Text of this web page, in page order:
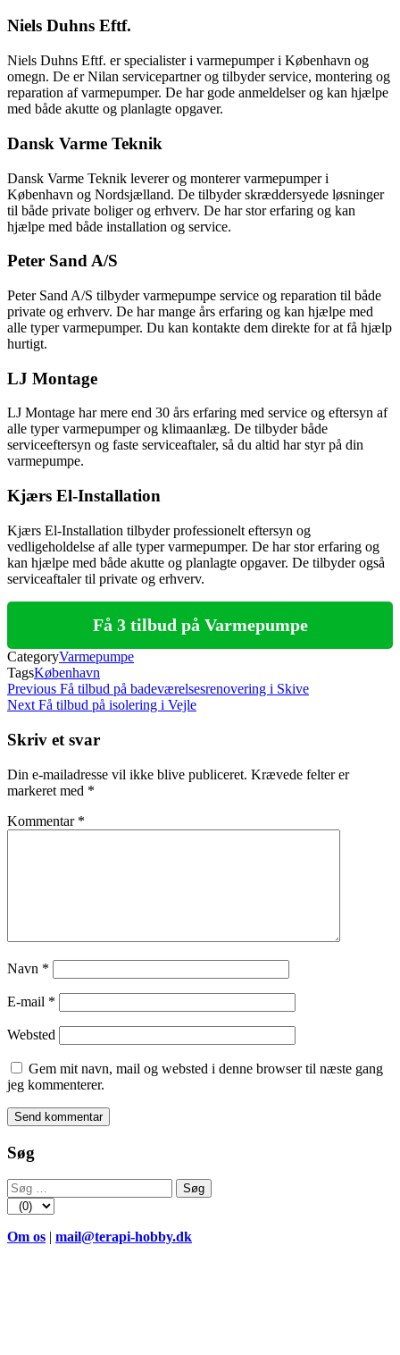
Niels Duhns Eftf.
Niels Duhns Eftf. er specialister i varmepumper i København og
omegn. De er Nilan servicepartner og tilbyder service, montering og
reparation af varmepumper. De har gode anmeldelser og kan hjælpe
med både akutte og planlagte opgaver.
Dansk Varme Teknik
Dansk Varme Teknik leverer og monterer varmepumper i
København og Nordsjælland. De tilbyder skræddersyede løsninger
til både private boliger og erhverv. De har stor erfaring og kan
hjælpe med både installation og service.
Peter Sand A/S
Peter Sand A/S tilbyder varmepumpe service og reparation til både
private og erhverv. De har mange års erfaring og kan hjælpe med
alle typer varmepumper. Du kan kontakte dem direkte for at få hjælp
hurtigt.
LJ Montage
LJ Montage har mere end 30 års erfaring med service og eftersyn af
alle typer varmepumper og klimaanlæg. De tilbyder både
serviceeftersyn og faste serviceaftaler, så du altid har styr på din
varmepumpe.
Kjærs El-Installation
Kjærs El-Installation tilbyder professionelt eftersyn og
vedligeholdelse af alle typer varmepumper. De har stor erfaring og
kan hjælpe med både akutte og planlagte opgaver. De tilbyder også
serviceaftaler til private og erhverv.
Få 3 tilbud på Varmepumpe
CategoryVarmepumpe
TagsKøbenhavn
Indlægsnavigation
Previous
Post
Previous Få tilbud på badeværelsesrenovering i Skive
Next
Next Få tilbud på isolering i Vejle
Skriv et svar
Din e-mailadresse vil ikke blive publiceret. Krævede felter er
markeret med *
Kommentar *
Navn *
E-mail *
Websted
Gem mit navn, mail og websted i denne browser til næste gang
jeg kommenterer.
Søg
Søg
efter:
Om os | mail@terapi-hobby.dk